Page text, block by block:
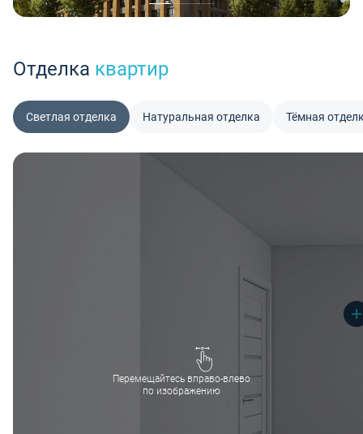
Отделка квартир
Светлая отделка Натуральная отделка Тёмная
Перемещайтесь вправо-влево
по изображению